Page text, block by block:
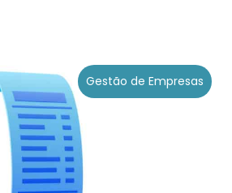
Gestão de Empresas